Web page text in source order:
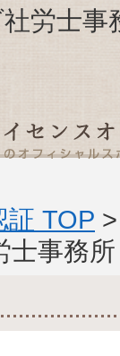
労士事
証 TOP
士事務